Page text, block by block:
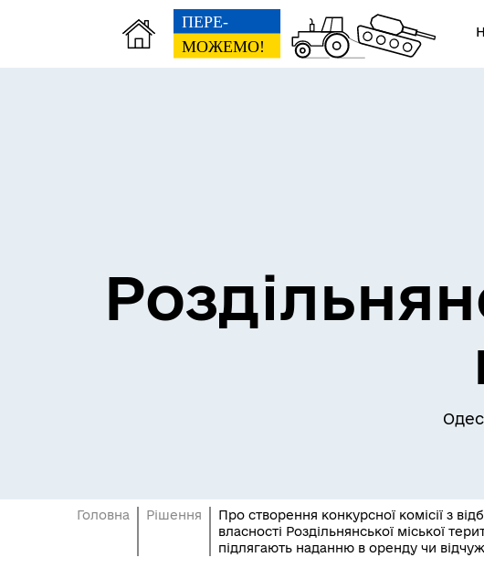
Головна Рішення
Про створення конкурсної комісії з
власності Роздільнянської міської
підлягають наданню в оренду чи